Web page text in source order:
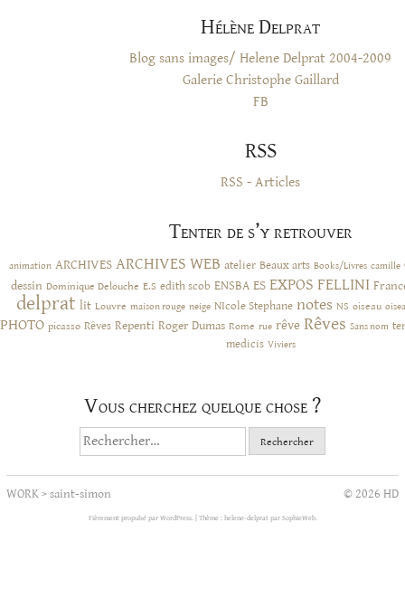
Hélène Delprat
Blog sans images/ Helene Delprat 2004-2009
Galerie Christophe Gaillard
FB
RSS
RSS - Articles
Tenter de s’y retrouver
animation ARCHIVES ARCHIVES WEB atelier Beaux arts Books/Livres camille
dessin Dominique Delouche E.S edith scob ENSBA ES EXPOS FELLINI
delprat lit Louvre maison rouge neige NIcole Stephane notes NS oiseau
PHOTO picasso Rêves Repenti Roger Dumas Rome rue rêve Rêves Sans nom
medicis Viviers
Vous cherchez quelque chose ?
Rechercher :
WORK>saint-simon © 2026 HD
Fièrement propulsé par WordPress. Thème : helene-delprat par SophieWeb.